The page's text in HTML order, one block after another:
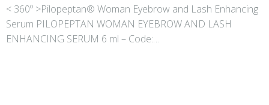
< 360º >Pilopeptan® Woman Eyebrow and Lash Enhancing
Serum PILOPEPTAN WOMAN EYEBROW AND LASH
ENHANCING SERUM 6 ml – Code:…